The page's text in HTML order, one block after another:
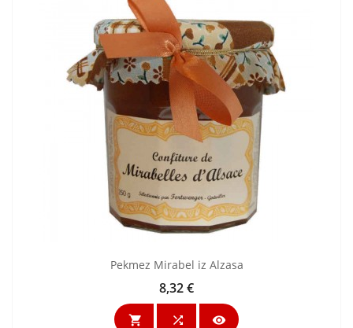
Pekmez Mirabel iz Alzasa
Cijena
8,32 €
  